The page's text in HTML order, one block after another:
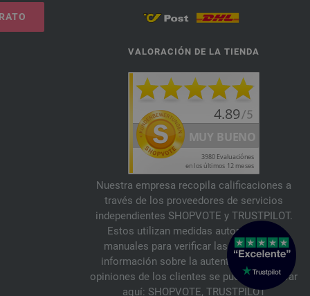
VALORACIÓN DE LA TIENDA
Nuestra empresa recopila calificaciones a
través de los proveedores de servicios
independientes SHOPVOTE y TRUSTPILOT.
Estos utilizan medidas automáticas y
manuales para verificar las reseñas. La
información sobre la autenticidad de las
opiniones de los clientes se puede encontrar
aquí: SHOPVOTE, TRUSTPILOT